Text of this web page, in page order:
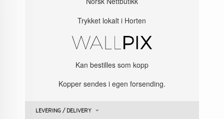
Trykket lokalt i Horten
Kan bestilles som kopp
Kopper sendes i egen forsending.
LEVERING / DELIVERY